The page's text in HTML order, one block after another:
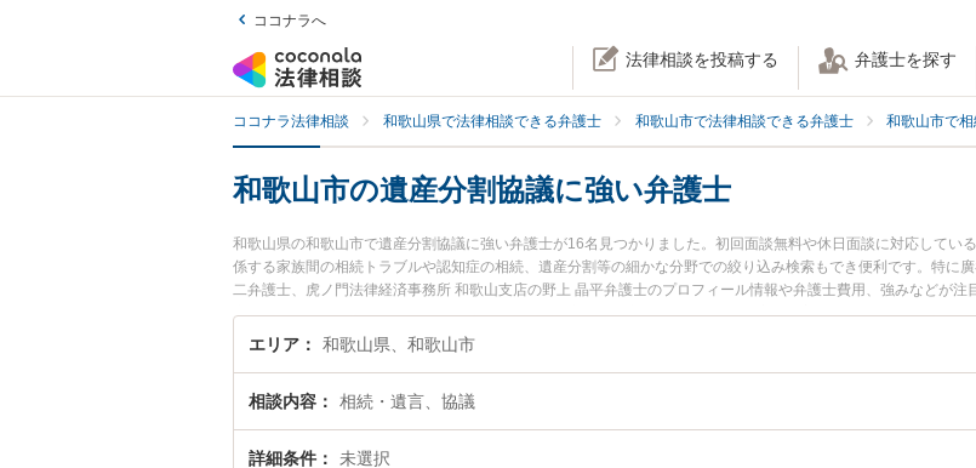
ココナラへ
法律相談を投稿する 弁護士を探す
ココナラ法律相談 和歌山県で法律相談できる弁護士 和歌山市で法律相談できる弁護士 和歌山市で
和歌山市の遺産分割協議に強い弁護士
和歌山県の和歌山市で遺産分割協議に強い弁護士が16名見つかりました。初回面談無料や休日面談に対応してい
係する家族間の相続トラブルや認知症の相続、遺産分割等の細かな分野での絞り込み検索もでき便利です。特に
二弁護士、虎ノ門法律経済事務所 和歌山支店の野上 晶平弁護士のプロフィール情報や弁護士費用、強みなどが
議のトラブルを今すぐに弁護士に相談したい』『遺産分割協議のトラブル解決の実績豊富な近くの弁護士を検索
内の弁護士に相談予約したい』などでお困りの相談者さんにおすすめです。
エリア 和歌山県、和歌山市
相談内容 相続・遺言、協議
詳細条件 未選択